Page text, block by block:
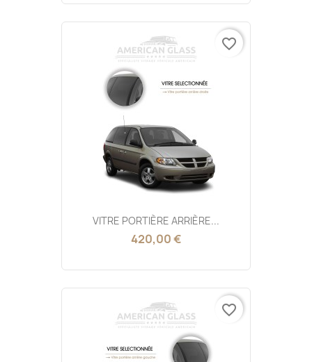
VITRE PORTIÈRE ARRIÈRE...
420,00 €
favorite_border
favorite_border